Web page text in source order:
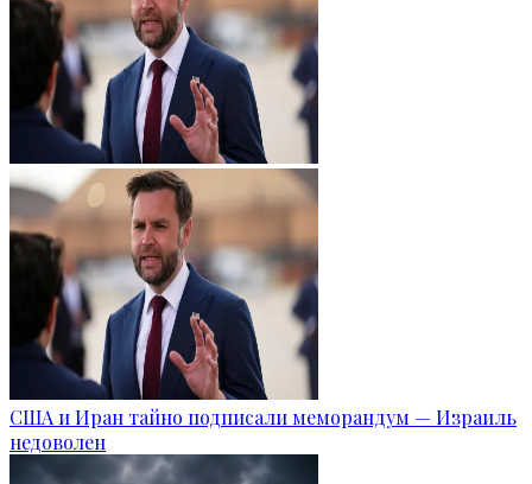
США и Иран тайно подписали меморандум — Израиль
недоволен